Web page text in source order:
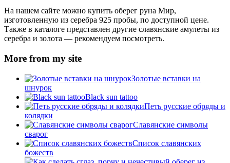
На нашем сайте можно купить оберег руна Мир,
изготовленную из серебра 925 пробы, по доступной цене.
Также в каталоге представлен другие славянские амулеты из
серебра и золота — рекомендуем посмотреть.
More from my site
Золотые вставки на
шнурок
Black sun tattoo
Петь русские обряды и
колядки
Славянские символы
сварог
Список славянских
божеств